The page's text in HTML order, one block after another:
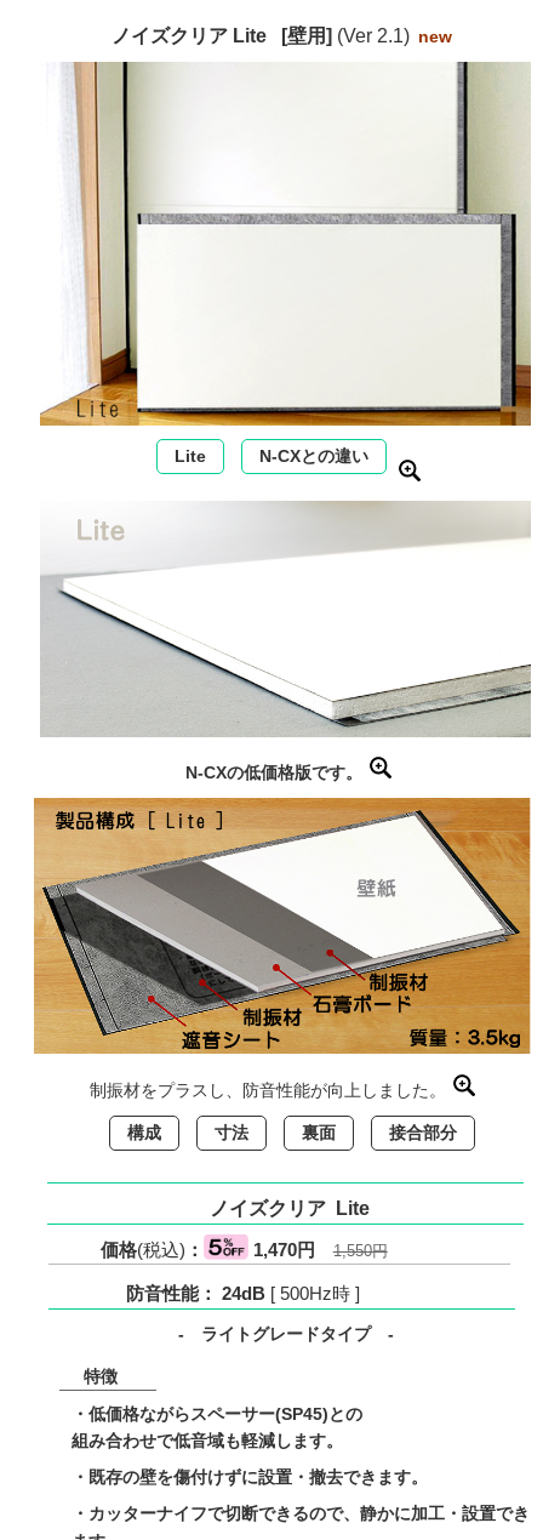
ノイズクリア Lite [壁用] (Ver 2.1) new
Lite N-CXとの違い
N-CXの低価格版です。
制振材をプラスし、防音性能が向上しました。
構成 寸法 裏面 接合部分
ノイズクリア Lite
価格(税込) ： 1,470円1,550円
防音性能： 24dB [ 500Hz時 ]
- ライトグレードタイプ -
特徴
・低価格ながらスペーサー(SP45)との
組み合わせで低音域も軽減します。
・既存の壁を傷付けずに設置・撤去できます。
・カッターナイフで切断できるので、静かに加工・設置でき